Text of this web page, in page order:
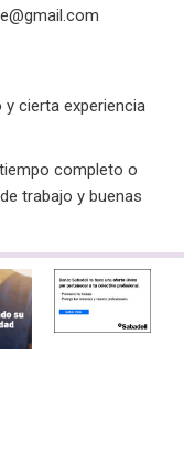
cierta experiencia
completo o
trabajo y buenas